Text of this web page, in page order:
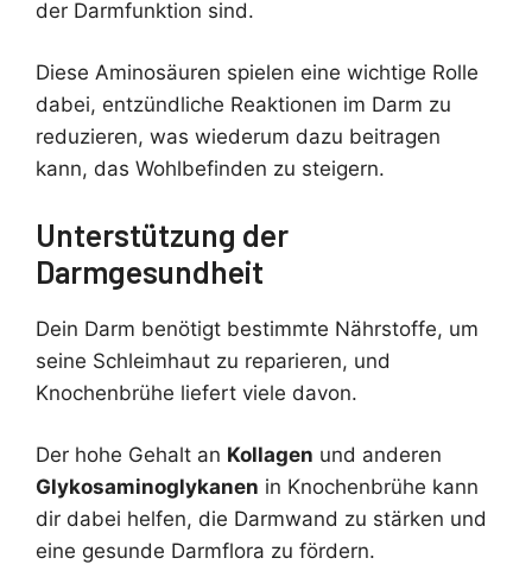
der Darmfunktion sind.
Diese Aminosäuren spielen eine wichtige Rolle
dabei, entzündliche Reaktionen im Darm zu
reduzieren, was wiederum dazu beitragen
kann, das Wohlbefinden zu steigern.
Unterstützung der
Darmgesundheit
Dein Darm benötigt bestimmte Nährstoffe, um
seine Schleimhaut zu reparieren, und
Knochenbrühe liefert viele davon.
Der hohe Gehalt an Kollagen und anderen
Glykosaminoglykanen in Knochenbrühe kann
dir dabei helfen, die Darmwand zu stärken und
eine gesunde Darmflora zu fördern.